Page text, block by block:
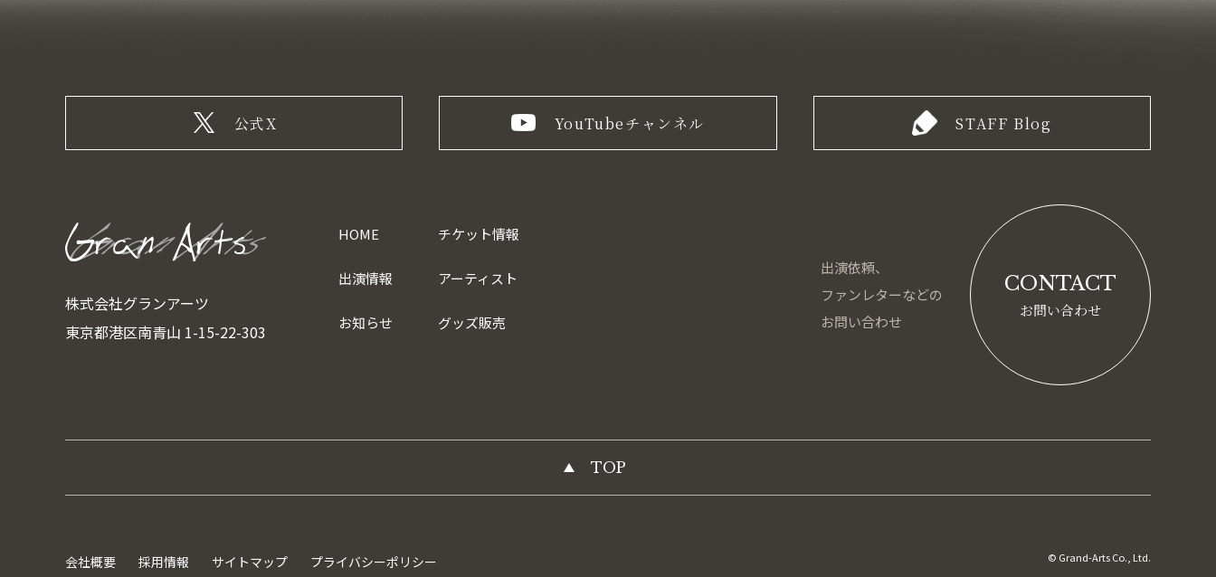
公式X YouTubeチャンネル STAFF Blog
株式会社グランアーツ
東京都港区南青山 1-15-22-303
HOME
出演情報
お知らせ
チケット情報
アーティスト
グッズ販売
出演依頼、
ファンレターなどの
お問い合わせ
CONTACT
お問い合わせ
TOP
会社概要 採用情報 サイトマップ プライバシーポリシー © Grand-Arts Co., Ltd.